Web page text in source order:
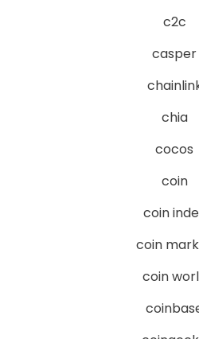
c2c
casper
chia
cocos
coin
coin
coin
coin